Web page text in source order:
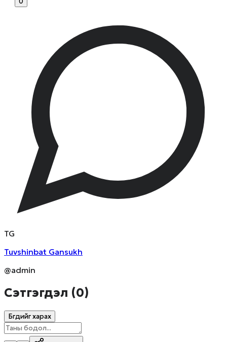
TG
Tuvshinbat Gansukh
@admin
Сэтгэгдэл (0)
Бүгдийг харах